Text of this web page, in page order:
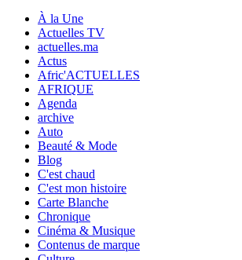
À la Une
Actuelles TV
actuelles.ma
Actus
Afric'ACTUELLES
AFRIQUE
Agenda
archive
Auto
Beauté & Mode
Blog
C'est chaud
C'est mon histoire
Carte Blanche
Chronique
Cinéma & Musique
Contenus de marque